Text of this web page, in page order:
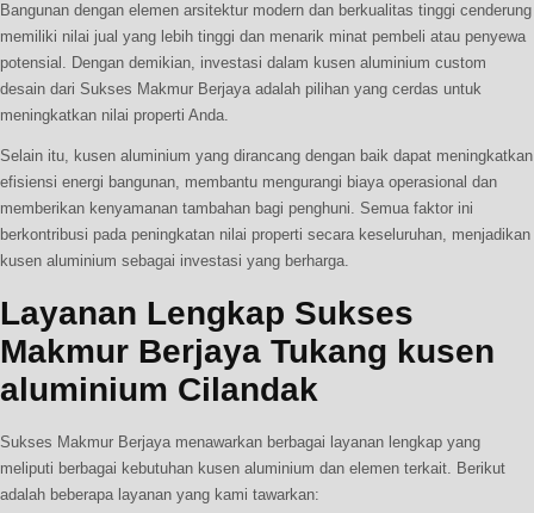
Bangunan dengan elemen arsitektur modern dan berkualitas tinggi cenderung
memiliki nilai jual yang lebih tinggi dan menarik minat pembeli atau penyewa
potensial. Dengan demikian, investasi dalam kusen aluminium custom
desain dari Sukses Makmur Berjaya adalah pilihan yang cerdas untuk
meningkatkan nilai properti Anda.
Selain itu, kusen aluminium yang dirancang dengan baik dapat meningkatkan
efisiensi energi bangunan, membantu mengurangi biaya operasional dan
memberikan kenyamanan tambahan bagi penghuni. Semua faktor ini
berkontribusi pada peningkatan nilai properti secara keseluruhan, menjadikan
kusen aluminium sebagai investasi yang berharga.
Layanan Lengkap Sukses
Makmur Berjaya Tukang kusen
aluminium Cilandak
Sukses Makmur Berjaya menawarkan berbagai layanan lengkap yang
meliputi berbagai kebutuhan kusen aluminium dan elemen terkait. Berikut
adalah beberapa layanan yang kami tawarkan: